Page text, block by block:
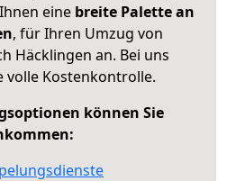
eine breite Palette an
, für Ihren Umzug von
Häcklingen an. Bei uns
volle Kostenkontrolle.
können Sie